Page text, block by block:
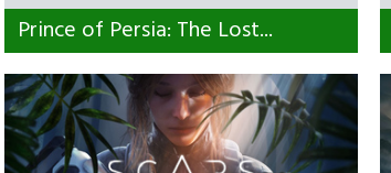
Prince of Persia: The Lost...